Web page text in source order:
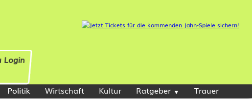
Politik Wirtschaft Kultur Ratgeber Trauer